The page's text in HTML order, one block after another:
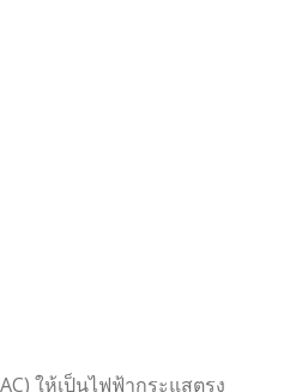
ให้เป็นไฟฟ้ากระแสตรง